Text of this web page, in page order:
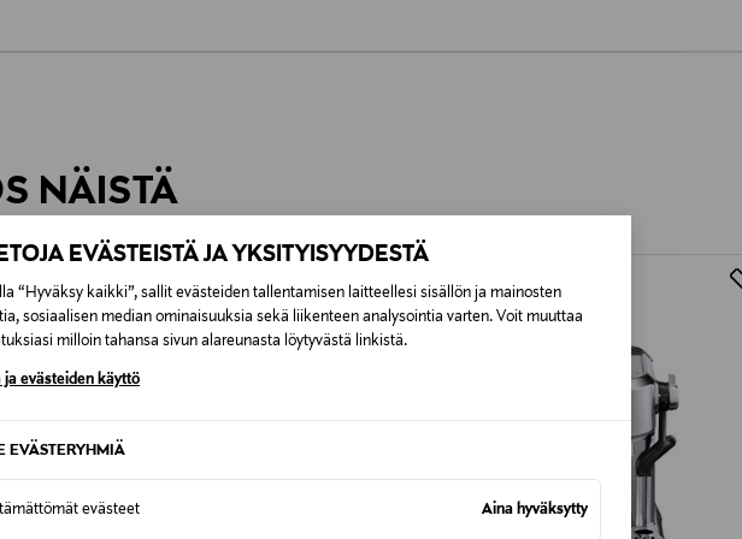
EVÄSTEISTÄ JA YKSITYISYYDESTÄ
“Hyväksy kaikki”, sallit evästeiden tallentamisen laitteellesi sisällön ja mainosten
sosiaalisen median ominaisuuksia sekä liikenteen analysointia varten. Voit muuttaa
milloin tahansa sivun alareunasta löytyvästä linkistä.
ja evästeiden käyttö
EVÄSTERYHMIÄ
evästeet Aina hyväksytty
Alk. 6,90 €, kun toimitus on saatavilla valittuun osoitteeseen.
NÄISTÄ